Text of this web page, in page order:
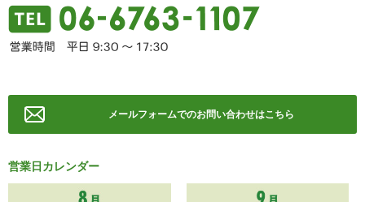
メールフォームでのお問い合わせはこちら
営業日カレンダー